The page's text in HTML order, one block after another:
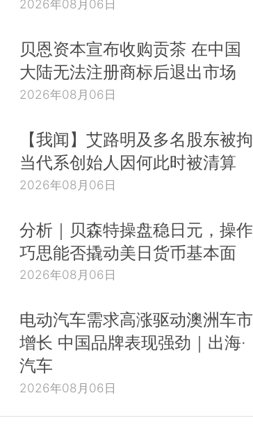
2026年08月06日
贝恩资本宣布收购贡茶 在中国
大陆无法注册商标后退出市场
2026年08月06日
【我闻】艾路明及多名股东被拘
当代系创始人因何此时被清算
2026年08月06日
分析｜贝森特操盘稳日元，操作
巧思能否撬动美日货币基本面
2026年08月06日
电动汽车需求高涨驱动澳洲车市
增长 中国品牌表现强劲｜出海·
汽车
2026年08月06日